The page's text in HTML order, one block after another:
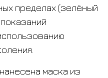
пределах (зелёный
маска из